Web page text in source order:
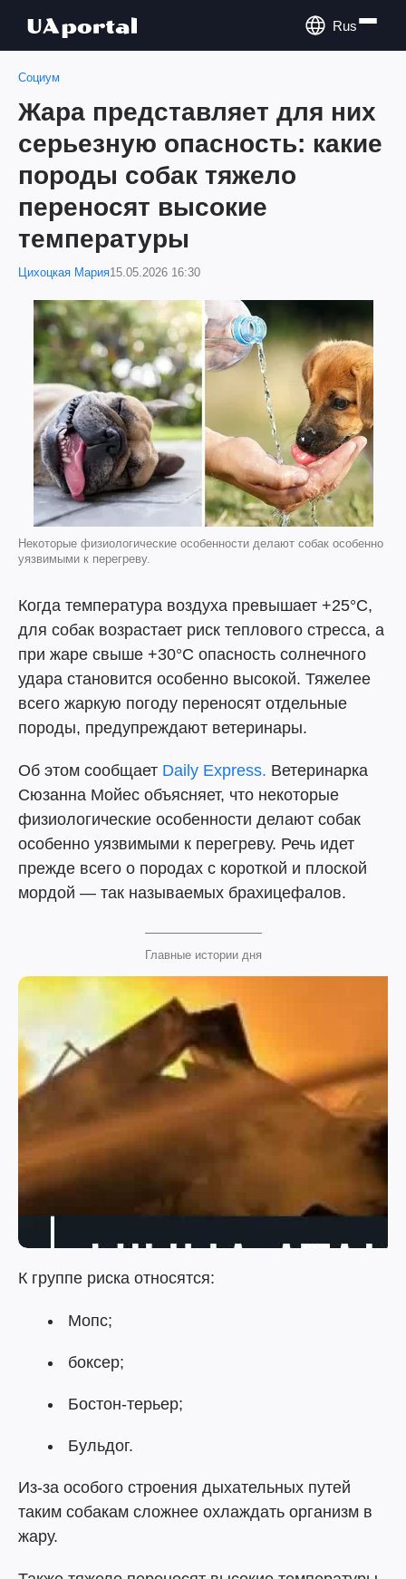
Rus
Социум
Жара представляет для них
серьезную опасность: какие
породы собак тяжело
переносят высокие
температуры
Цихоцкая Мария15.05.2026 16:30
Некоторые физиологические особенности делают собак особенно
уязвимыми к перегреву.
Когда температура воздуха превышает +25°C,
для собак возрастает риск теплового стресса, а
при жаре свыше +30°C опасность солнечного
удара становится особенно высокой. Тяжелее
всего жаркую погоду переносят отдельные
породы, предупреждают ветеринары.
Об этом сообщает Daily Express. Ветеринарка
Сюзанна Мойес объясняет, что некоторые
физиологические особенности делают собак
особенно уязвимыми к перегреву. Речь идет
прежде всего о породах с короткой и плоской
мордой — так называемых брахицефалов.
Главные истории дня
К группе риска относятся:
Мопс;
боксер;
Бостон-терьер;
Бульдог.
Из-за особого строения дыхательных путей
таким собакам сложнее охлаждать организм в
жару.